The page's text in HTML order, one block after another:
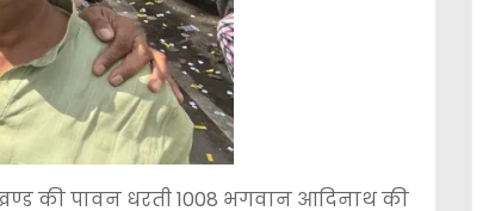
की पावन धरती 1008 भगवान आदिनाथ की